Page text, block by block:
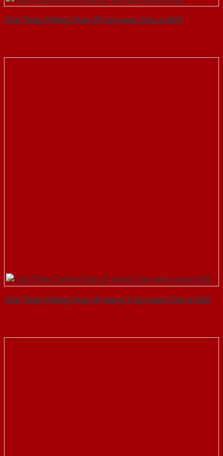
Cửa Thép Chống Cháy 2P tay nam Cửa-a-SGD
Cửa Thép Chống Cháy 2P dung 2 tay nam Cửa-a-SGD